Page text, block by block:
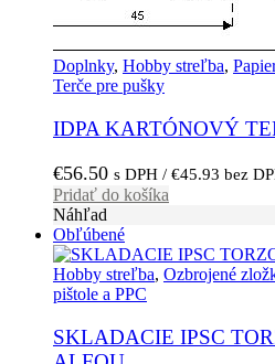
Doplnky, Hobby streľba,
Terče pre pušky
IDPA KARTÓNOVÝ
€56.50 s DPH / €45.93 bez
Pridať do košíka
Náhľad
Obľúbené
Hobby streľba, Ozbrojené
pištole a PPC
SKLADACIE IPSC